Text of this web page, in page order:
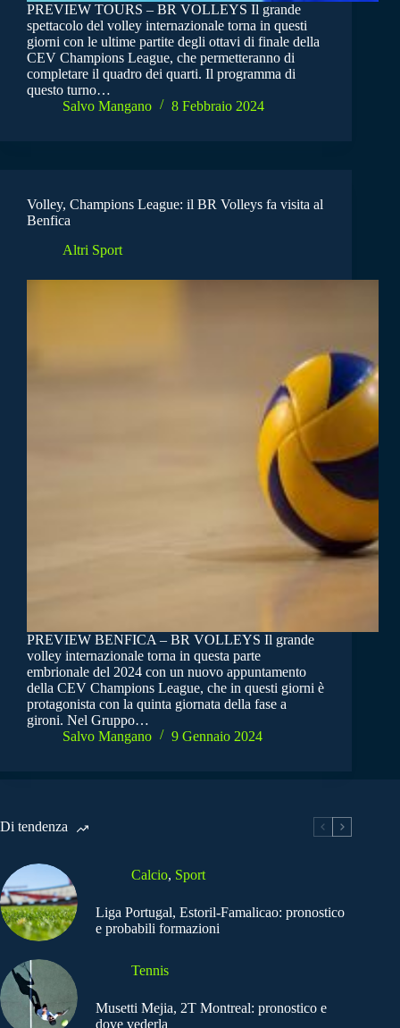
PREVIEW TOURS – BR VOLLEYS Il grande
spettacolo del volley internazionale torna in questi
giorni con le ultime partite degli ottavi di finale della
CEV Champions League, che permetteranno di
completare il quadro dei quarti. Il programma di
questo turno…
Salvo Mangano
8 Febbraio 2024
Volley, Champions League: il BR Volleys fa visita al
Benfica
Altri Sport
PREVIEW BENFICA – BR VOLLEYS Il grande
volley internazionale torna in questa parte
embrionale del 2024 con un nuovo appuntamento
della CEV Champions League, che in questi giorni è
protagonista con la quinta giornata della fase a
gironi. Nel Gruppo…
Salvo Mangano
9 Gennaio 2024
Di tendenza
Calcio, Sport
Liga Portugal, Estoril-Famalicao: pronostico
e probabili formazioni
Tennis
Musetti Mejia, 2T Montreal: pronostico e
dove vederla